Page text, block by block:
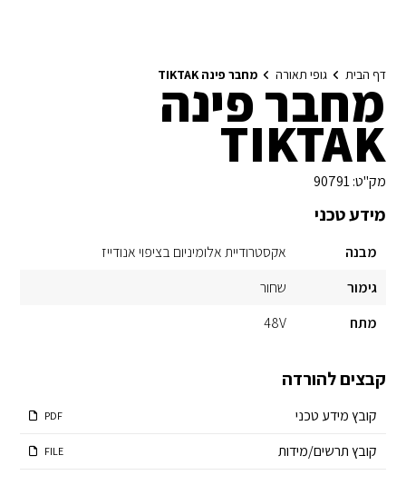
דף הבית גופי תאורה מחבר פינה TIKTAK
מחבר פינה
TIKTAK
מק"ט: 90791
מידע טכני
מבנה
אקסטרודיית אלומיניום בציפוי אנודייז
גימור
שחור
מתח
48V
קבצים להורדה
קובץ מידע טכני PDF
קובץ תרשים/מידות FILE